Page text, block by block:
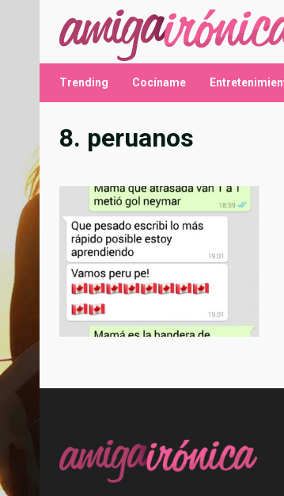
contenido
Trending Cocíname
8. peruanos